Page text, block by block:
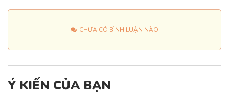
CHƯA CÓ BÌNH LUẬN NÀO
Ý KIẾN CỦA BẠN